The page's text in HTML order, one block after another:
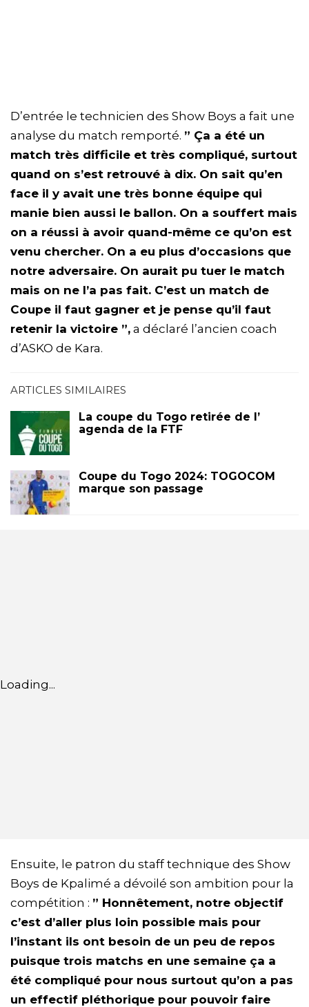
D’entrée le technicien des Show Boys a fait une
analyse du match remporté. ” Ça a été un
match très difficile et très compliqué, surtout
quand on s’est retrouvé à dix. On sait qu’en
face il y avait une très bonne équipe qui
manie bien aussi le ballon. On a souffert mais
on a réussi à avoir quand-même ce qu’on est
venu chercher. On a eu plus d’occasions que
notre adversaire. On aurait pu tuer le match
mais on ne l’a pas fait. C’est un match de
Coupe il faut gagner et je pense qu’il faut
retenir la victoire ”, a déclaré l’ancien coach
d’ASKO de Kara.
ARTICLES SIMILAIRES
La coupe du Togo retirée de l’
agenda de la FTF
Coupe du Togo 2024: TOGOCOM
marque son passage
Loading...
Ensuite, le patron du staff technique des Show
Boys de Kpalimé a dévoilé son ambition pour la
compétition : ” Honnêtement, notre objectif
c’est d’aller plus loin possible mais pour
l’instant ils ont besoin de un peu de repos
puisque trois matchs en une semaine ça a
été compliqué pour nous surtout qu’on a pas
un effectif pléthorique pour pouvoir faire